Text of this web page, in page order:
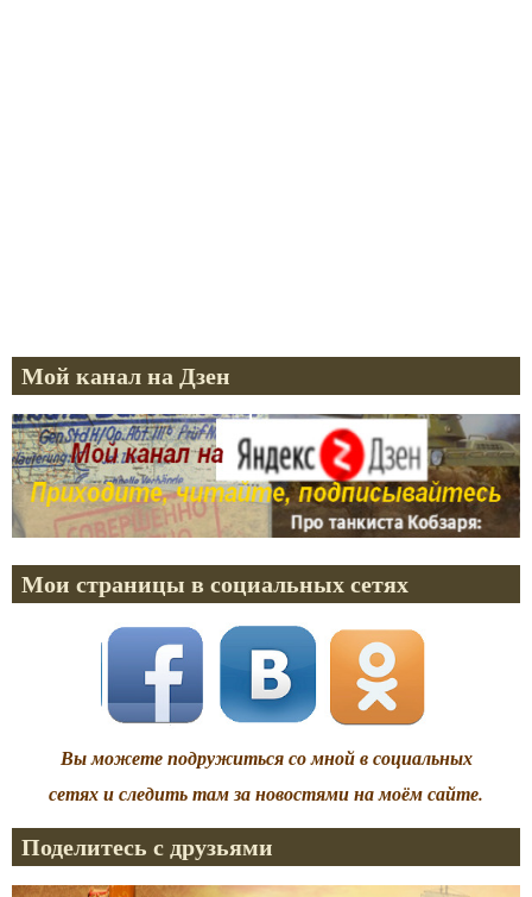
Мой канал на Дзен
Мои страницы в социальных сетях
Вы можете подружиться со мной в социальных
сетях и следить там за новостями на моём сайте.
Поделитесь с друзьями